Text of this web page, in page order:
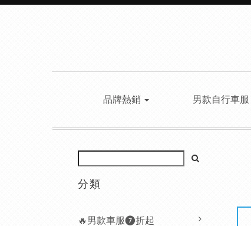
品牌熱銷 男款自行車服
分類
🔥男款車服❼折起